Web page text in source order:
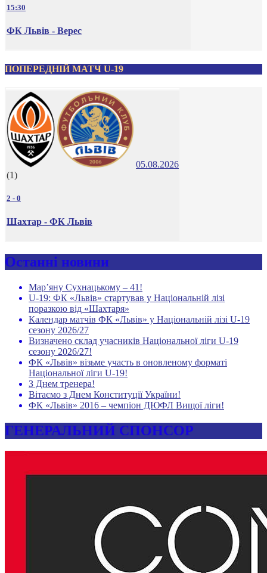
15:30
ФК Львів - Верес
ПОПЕРЕДНІЙ МАТЧ U-19
05.08.2026
(1)
2 - 0
Шахтар - ФК Львів
Останні новини
Мар’яну Сухнацькому – 41!
U-19: ФК «Львів» стартував у Національній лізі
поразкою від «Шахтаря»
Календар матчів ФК «Львів» у Національній лізі U-19
сезону 2026/27
Визначено склад учасників Національної ліги U-19
сезону 2026/27!
ФК «Львів» візьме участь в оновленому форматі
Національної ліги U-19!
З Днем тренера!
Вітаємо з Днем Конституції України!
ФК «Львів» 2016 – чемпіон ДЮФЛ Вищої ліги!
ГЕНЕРАЛЬНИЙ СПОНСОР